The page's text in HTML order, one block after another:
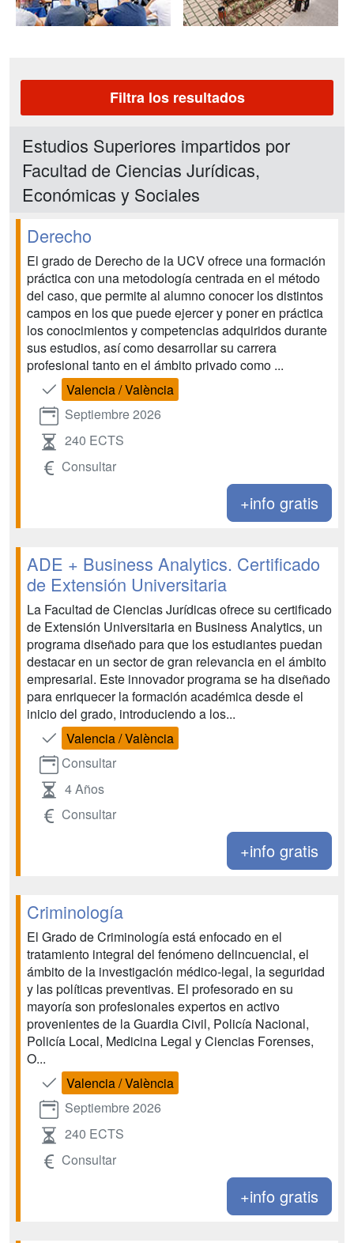
Filtra los resultados
Estudios Superiores impartidos por
Facultad de Ciencias Jurídicas,
Económicas y Sociales
Derecho
El grado de Derecho de la UCV ofrece una formación
práctica con una metodología centrada en el método
del caso, que permite al alumno conocer los distintos
campos en los que puede ejercer y poner en práctica
los conocimientos y competencias adquiridos durante
sus estudios, así como desarrollar su carrera
profesional tanto en el ámbito privado como ...
Valencia / València
Septiembre 2026
240 ECTS
Consultar
+info gratis
ADE + Business Analytics. Certificado
de Extensión Universitaria
La Facultad de Ciencias Jurídicas ofrece su certificado
de Extensión Universitaria en Business Analytics, un
programa diseñado para que los estudiantes puedan
destacar en un sector de gran relevancia en el ámbito
empresarial. Este innovador programa se ha diseñado
para enriquecer la formación académica desde el
inicio del grado, introduciendo a los...
Valencia / València
Consultar
4 Años
Consultar
+info gratis
Criminología
El Grado de Criminología está enfocado en el
tratamiento integral del fenómeno delincuencial, el
ámbito de la investigación médico-legal, la seguridad
y las políticas preventivas. El profesorado en su
mayoría son profesionales expertos en activo
provenientes de la Guardia Civil, Policía Nacional,
Policía Local, Medicina Legal y Ciencias Forenses,
O...
Valencia / València
Septiembre 2026
240 ECTS
Consultar
+info gratis